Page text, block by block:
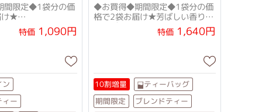
限定◆1袋分の価
け★
（糖を壊すも
を持つ古代
特価 1,090円
ン
ィー
◆お買得◆期間限定◆1袋分の価
格で2袋お届け★芳ばしい香り、
さっぱりとした味特価 1,640円
10割増量 ティーバッグ
期間限定 ブレンドティー